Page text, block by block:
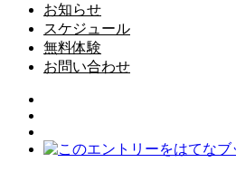
お知らせ
スケジュール
無料体験
お問い合わせ